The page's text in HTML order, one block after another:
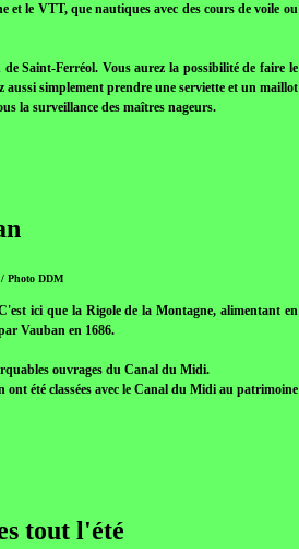
et le VTT, que nautiques avec des cours de voile ou
Saint-Ferréol. Vous aurez la possibilité de faire le
simplement prendre une serviette et un maillot
la surveillance des maîtres nageurs.
Photo DDM
ici que la Rigole de la Montagne, alimentant en
Vauban en 1686.
ouvrages du Canal du Midi.
été classées avec le Canal du Midi au patrimoine
tout l'été